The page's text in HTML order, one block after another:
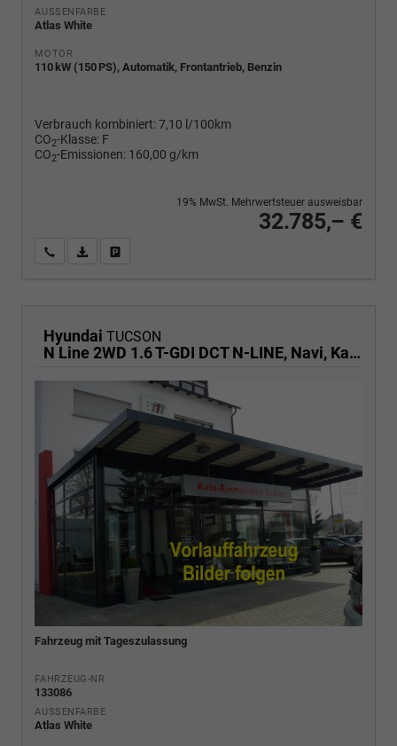
AUSSENFARBE
Atlas White
MOTOR
110 kW (150 PS), Automatik, Frontantrieb, Benzin
Verbrauch kombiniert:7,10 l/100km
CO2-Klasse: F
CO2-Emissionen: 160,00 g/km
32.785,– €
19% MwSt. Mehrwertsteuer ausweisbar
Wir rufen Sie anPDF-Fahrzeugexposé drucken
Hyundai TUCSON
N Line 2WD 1.6 T-GDI DCT N-LINE, Navi, Kamera, Side, Winter
Fahrzeug mit Tageszulassung
FAHRZEUG-NR.
133086
AUSSENFARBE
Atlas White